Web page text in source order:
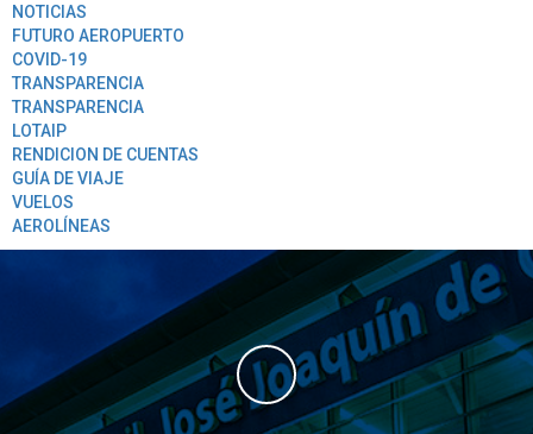
NOTICIAS
FUTURO AEROPUERTO
COVID-19
TRANSPARENCIA
TRANSPARENCIA
LOTAIP
RENDICION DE CUENTAS
GUÍA DE VIAJE
VUELOS
AEROLÍNEAS